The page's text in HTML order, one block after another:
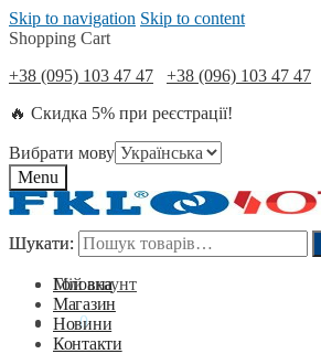
Skip to navigation Skip to content
Shopping Cart
+38 (095) 103 47 47
+38 (096) 103 47 47
🔥 Скидка 5% при реєстрації!
Вибрати мову
Menu
Шукати:
Мій акаунт
0₴ 0
Шукати:
Головна
Магазин
Новини
Контакти